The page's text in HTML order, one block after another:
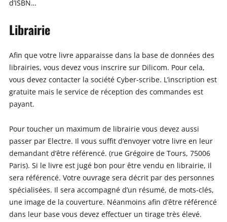
d’ISBN…
Librairie
Afin que votre livre apparaisse dans la base de données des
librairies, vous devez vous inscrire sur Dilicom. Pour cela,
vous devez contacter la société Cyber-scribe. L’inscription est
gratuite mais le service de réception des commandes est
payant.
Pour toucher un maximum de librairie vous devez aussi
passer par Electre. Il vous suffit d’envoyer votre livre en leur
demandant d’être référencé. (rue Grégoire de Tours, 75006
Paris). Si le livre est jugé bon pour être vendu en librairie, il
sera référencé. Votre ouvrage sera décrit par des personnes
spécialisées. Il sera accompagné d’un résumé, de mots-clés,
une image de la couverture. Néanmoins afin d’être référencé
dans leur base vous devez effectuer un tirage très élevé.